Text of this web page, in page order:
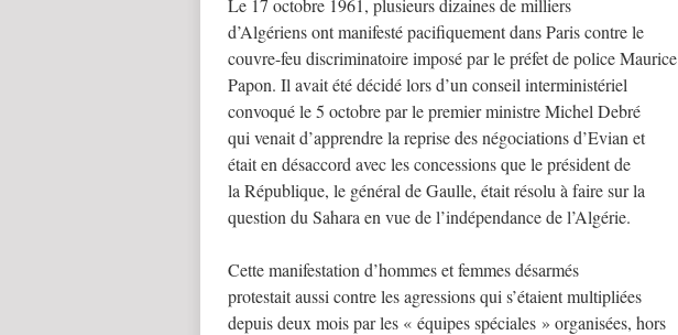
Le 17 octobre 1961, plusieurs dizaines de milliers
d’Algériens ont manifesté pacifiquement dans Paris contre le
couvre-feu discriminatoire imposé par le préfet de police Maurice
Papon. Il avait été décidé lors d’un conseil interministériel
convoqué le 5 octobre par le premier ministre Michel Debré
qui venait d’apprendre la reprise des négociations d’Evian et
était en désaccord avec les concessions que le président de
la République, le général de Gaulle, était résolu à faire sur la
question du Sahara en vue de l’indépendance de l’Algérie.
Cette manifestation d’hommes et femmes désarmés
protestait aussi contre les agressions qui s’étaient multipliées
depuis deux mois par les « équipes spéciales » organisées, hors